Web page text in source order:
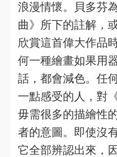
浪漫情懷。貝多芬
曲》所下的註解，
欣賞這首偉大作品
何一種繪畫如果用
話，都會減色。任
一點感受的人，對
毋需很多的描繪性
者的意圖。即使沒
它全部辨認出來，